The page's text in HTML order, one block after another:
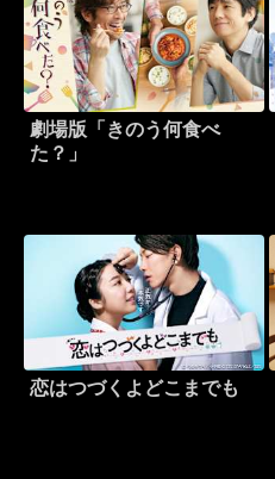
劇場版「きのう何食べ
た？」
恋はつづくよどこまでも